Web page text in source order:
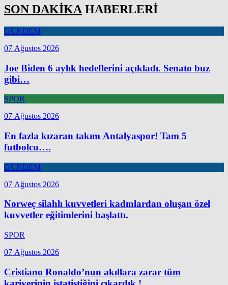
SON DAKİKA HABERLERİ
GÜNDEM
07 Ağustos 2026
Joe Biden 6 aylık hedeflerini açıkladı. Senato buz
gibi…
SPOR
07 Ağustos 2026
En fazla kızaran takım Antalyaspor! Tam 5
futbolcu….
GÜNDEM
07 Ağustos 2026
Norweç silahlı kuvvetleri kadınlardan oluşan özel
kuvvetler eğitimlerini başlattı.
SPOR
07 Ağustos 2026
Cristiano Ronaldo’nun akıllara zarar tüm